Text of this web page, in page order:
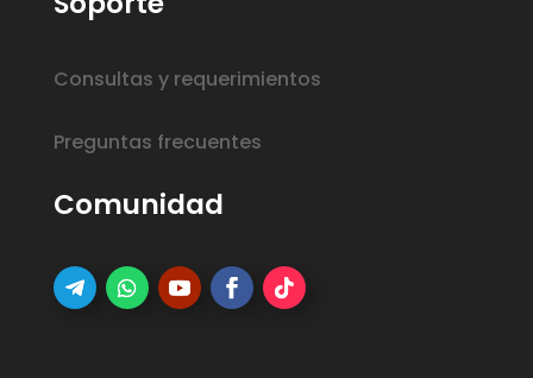
Consultas y requerimientos
Preguntas frecuentes
Comunidad